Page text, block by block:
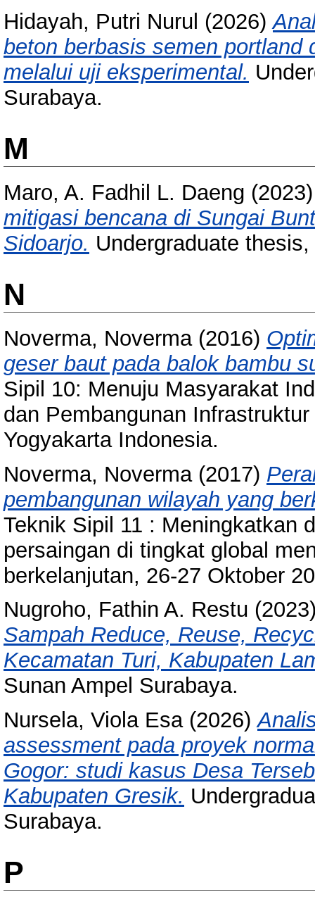
Hidayah, Putri Nurul (2026)
beton berbasis semen
melalui uji eksperimental.
Surabaya.
M
Maro, A. Fadhil L. Daeng
mitigasi bencana di Sungai
Sidoarjo. Undergraduate
N
Noverma, Noverma(2016)
geser baut pada balok bambu
Sipil 10: Menuju Masyarakat
dan Pembangunan
Yogyakarta Indonesia.
Noverma, Noverma(2017)
pembangunan wilayah yang
Teknik Sipil 11 : Meningkatkan
persaingan di tingkat global
berkelanjutan, 26-27 Oktober
Nugroho, Fathin A. Restu
Sampah Reduce, Reuse,
Kecamatan Turi, Kabupaten
Sunan Ampel Surabaya.
Nursela, Viola Esa(2026)
assessment pada proyek
Gogor: studi kasus Desa
Kabupaten Gresik.
Surabaya.
P